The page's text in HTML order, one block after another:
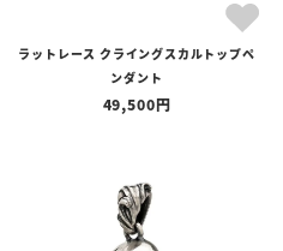
ラットレース クライングスカルトップペ
ンダント
49,500